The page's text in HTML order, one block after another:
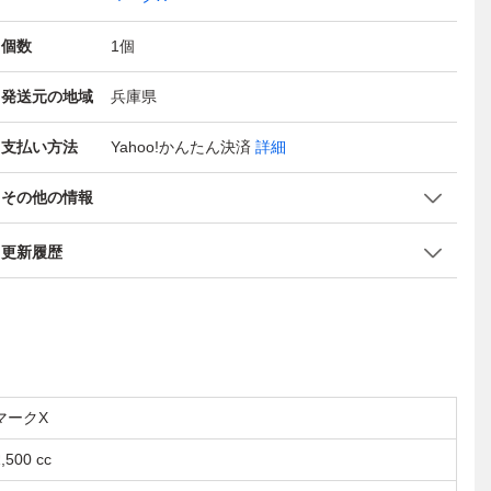
個数 1個
発送元の地域 兵庫県
支払い方法 Yahoo!かんたん決済 詳細
その他の情報
更新履歴
ークX
cc